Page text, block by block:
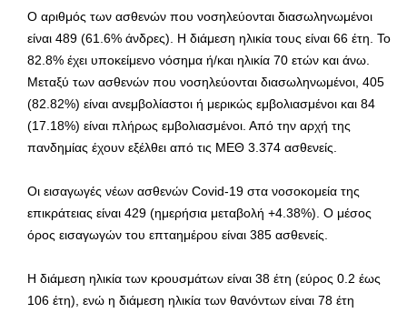
Ο αριθμός των ασθενών που νοσηλεύονται διασωληνωμένοι
είναι 489 (61.6% άνδρες). Η διάμεση ηλικία τους είναι 66 έτη. To
82.8% έχει υποκείμενο νόσημα ή/και ηλικία 70 ετών και άνω.
Μεταξύ των ασθενών που νοσηλεύονται διασωληνωμένοι, 405
(82.82%) είναι ανεμβολίαστοι ή μερικώς εμβολιασμένοι και 84
(17.18%) είναι πλήρως εμβολιασμένοι. Από την αρχή της
πανδημίας έχουν εξέλθει από τις ΜΕΘ 3.374 ασθενείς.
Οι εισαγωγές νέων ασθενών Covid-19 στα νοσοκομεία της
επικράτειας είναι 429 (ημερήσια μεταβολή +4.38%). Ο μέσος
όρος εισαγωγών του επταημέρου είναι 385 ασθενείς.
Η διάμεση ηλικία των κρουσμάτων είναι 38 έτη (εύρος 0.2 έως
106 έτη), ενώ η διάμεση ηλικία των θανόντων είναι 78 έτη